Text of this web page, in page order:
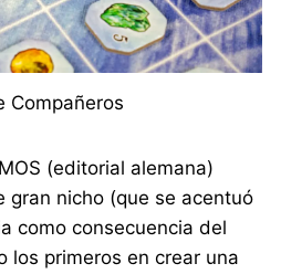
Compañeros
(editorial alemana)
gran nicho (que se acentuó
como consecuencia del
los primeros en crear una